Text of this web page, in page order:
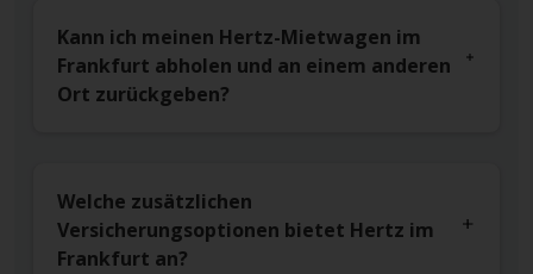
Kann ich meinen Hertz-Mietwagen im
Frankfurt abholen und an einem anderen
Ort zurückgeben?
Welche zusätzlichen
Versicherungsoptionen bietet Hertz im
Frankfurt an?